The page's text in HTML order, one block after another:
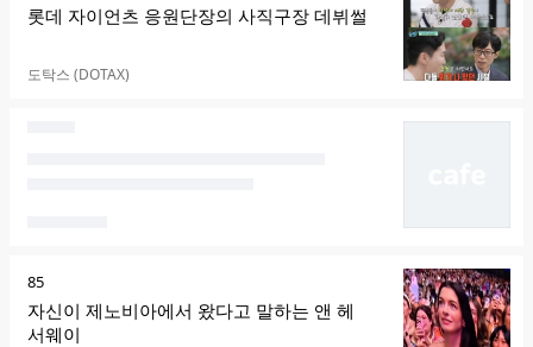
위
롯데 자이언츠 응원단장의 사직구장 데뷔썰
카페명
도탁스 (DOTAX)
순
위
85
자신이 제노비아에서 왔다고 말하는 앤 헤
서웨이